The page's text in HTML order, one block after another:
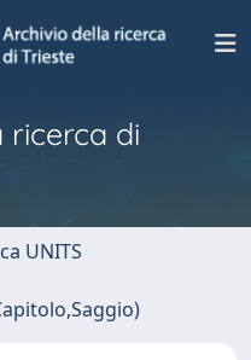
ricerca di
UNITS